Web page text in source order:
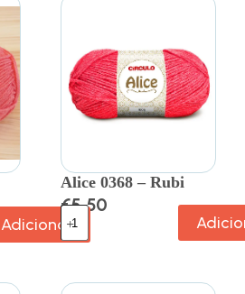
Adicionar
Alice 0368 – Rubi
€5.50